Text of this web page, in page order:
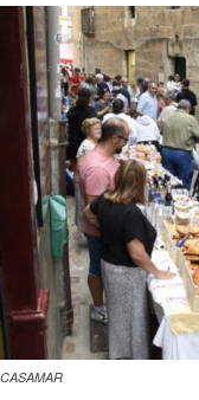
CASAMAR